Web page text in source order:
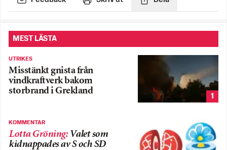
MEST LÄSTA
UTRIKES
Misstänkt gnista från
vindkraftverk bakom
storbrand i Grekland
1
KOMMENTAR
Lotta Gröning: Valet som
kidnappades av S och SD